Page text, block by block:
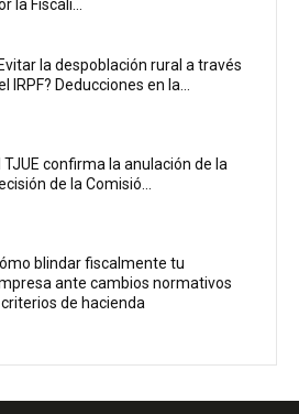
la Fiscalí...
la despoblación rural a través
IRPF? Deducciones en la...
TJUE confirma la anulación de la
de la Comisió...
blindar fiscalmente tu
ante cambios normativos
de hacienda